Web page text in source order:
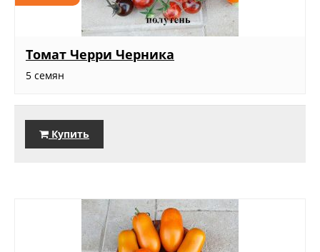
Томат Черри Черника
5 семян
Купить